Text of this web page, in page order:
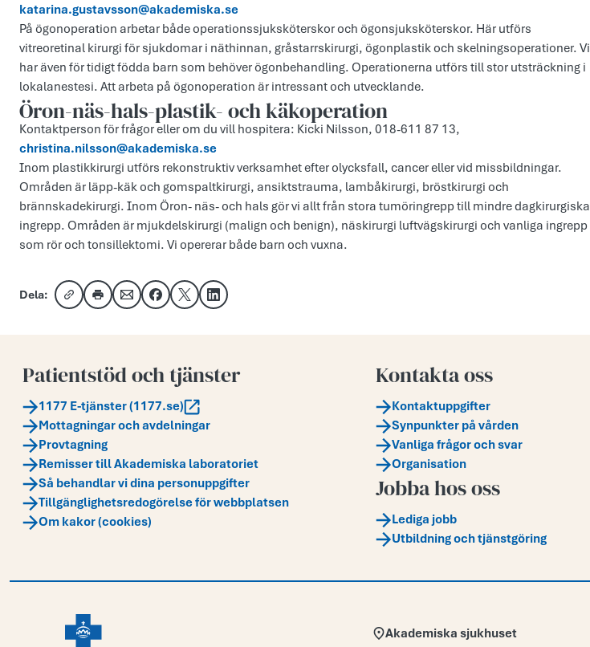
katarina.gustavsson@akademiska.se
På ögonoperation arbetar både operationssjuksköterskor och ögonsjuksköterskor. Här utförs
vitreoretinal kirurgi för sjukdomar i näthinnan, gråstarrskirurgi, ögonplastik och skelningsoperationer. Vi
har även för tidigt födda barn som behöver ögonbehandling. Operationerna utförs till stor utsträckning i
lokalanestesi. Att arbeta på ögonoperation är intressant och utvecklande.
Öron-näs-hals-plastik- och käkoperation
Kontaktperson för frågor eller om du vill hospitera: Kicki Nilsson, 018-611 87 13,
christina.nilsson@akademiska.se
Inom plastikkirurgi utförs rekonstruktiv verksamhet efter olycksfall, cancer eller vid missbildningar.
Områden är läpp-käk och gomspaltkirurgi, ansiktstrauma, lambåkirurgi, bröstkirurgi och
brännskadekirurgi. Inom Öron- näs- och hals gör vi allt från stora tumöringrepp till mindre dagkirurgiska
ingrepp. Områden är mjukdelskirurgi (malign och benign), näskirurgi luftvägskirurgi och vanliga ingrepp
som rör och tonsillektomi. Vi opererar både barn och vuxna.
Dela:
Kopiera länk
Skriv utDela via e-post
Dela på Facebook
Dela på XDela på LinkedIn
Patientstöd och tjänster
1177 E-tjänster (1177.se)
Mottagningar och avdelningar
Provtagning
Remisser till Akademiska laboratoriet
Så behandlar vi dina personuppgifter
Tillgänglighetsredogörelse för webbplatsen
Om kakor (cookies)
Kontakta oss
Kontaktuppgifter
Synpunkter på vården
Vanliga frågor och svar
Organisation
Jobba hos oss
Lediga jobb
Utbildning och tjänstgöring
Adress:
Akademiska sjukhuset